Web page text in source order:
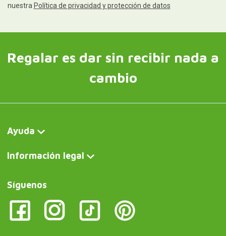
nuestra Política de privacidad y protección de datos
Regalar es dar sin recibir nada a
cambio
Ayuda
Información legal
Síguenos